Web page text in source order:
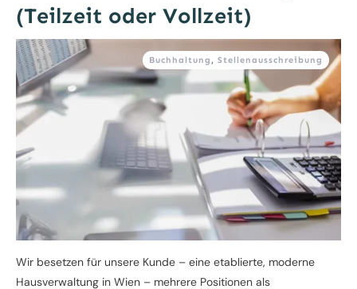
(Teilzeit oder Vollzeit)
Buchhaltung , Stellenausschreibung
Wir besetzen für unsere Kunde – eine etablierte, moderne
Hausverwaltung in Wien – mehrere Positionen als